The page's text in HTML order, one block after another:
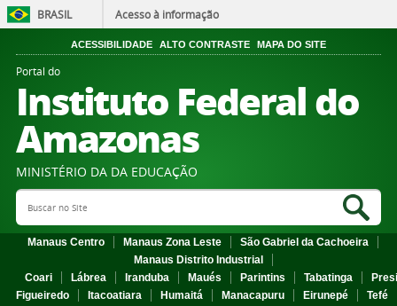
BRASIL Acesso à informação
ACESSIBILIDADE ALTO CONTRASTE MAPA DO SITE
Portal do
Instituto Federal do
Amazonas
MINISTÉRIO DA DA EDUCAÇÃO
Search Site
Manaus Centro Manaus Zona Leste
São Gabriel da Cachoeira
Manaus Distrito Industrial
Coari
Lábrea Iranduba Maués Parintins Tabatinga
Figueiredo
Itacoatiara Humaitá Manacapuru Eirunepé
Tefé